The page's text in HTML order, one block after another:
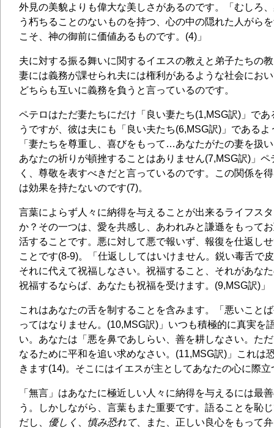
外見の美貌よりも偉大な美しさがあるのです。「むしろ
う朽ちることのないものを持つ、心の中の隠れた人がら
こそ、神の御前に価値あるものです。(4)」
夫に対する振る舞いに関するイエスの教えと弟子たちの
妻には義務が課せられ夫には権利があるような社会にお
どちらも互いに義務を負うと言っているのです。
ペテロはただ妻たちにだけ「良い妻たち(1,MSG訳)」で
うですが、彼は夫にも「良い夫たち(6,MSG訳)」である
「妻たちを尊重し、喜びをもって…あなたがたの妻を扱
あなたの祈りが頓挫することはありません(7,MSG訳)」
く、尊敬を表すべきだと言っているのです。この関係を
は効果を持たないのです(7)。
言葉によらず人々に納得を与えることが出来るライフス
か？その一つは、愛を共感し、あわれみと謙遜をもって
活することです。悪に対して悪で報いず、報復を仕返し
ことです(8-9)。「仕返ししてはいけません。鋭い毒舌で
それに代えて祝福しなさい。祝福すること、それがあな
祝福するならば、あなたも祝福を受けます。(9,MSG訳)」
これはあなたの舌を制することを含みます。「悪いこと
ってはなりません。(10,MSG訳)」いつも積極的に真実を
い。あなたは「悪を鼻であしらい、善を耕しなさい。た
なるために平和を追い求めなさい。(11,MSG訳)」これは
きます(14)。そこにはイエスが主としてあなたの心に際
「無言」はあなたに極近しい人々に納得を与えるには最
う。しかしながら、言葉もまた重要です。語ることを恥
だし、 優しく 慎み恐れて、また、正しい良心をもって